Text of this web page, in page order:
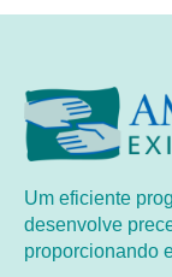
Um eficiente
desenvolve
proporcionando